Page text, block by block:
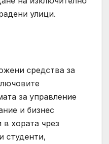
улици.
средства за
за управление
и бизнес
хората чрез
студенти,